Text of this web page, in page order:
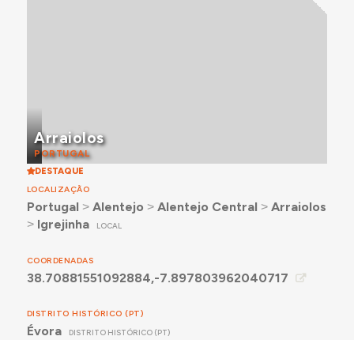
Arraiolos
PORTUGAL
DESTAQUE
LOCALIZAÇÃO
Portugal ˃ Alentejo ˃ Alentejo Central ˃ Arraiolos
˃ Igrejinha LOCAL
COORDENADAS
38.70881551092884,-7.897803962040717
DISTRITO HISTÓRICO (PT)
Évora DISTRITO HISTÓRICO (PT)